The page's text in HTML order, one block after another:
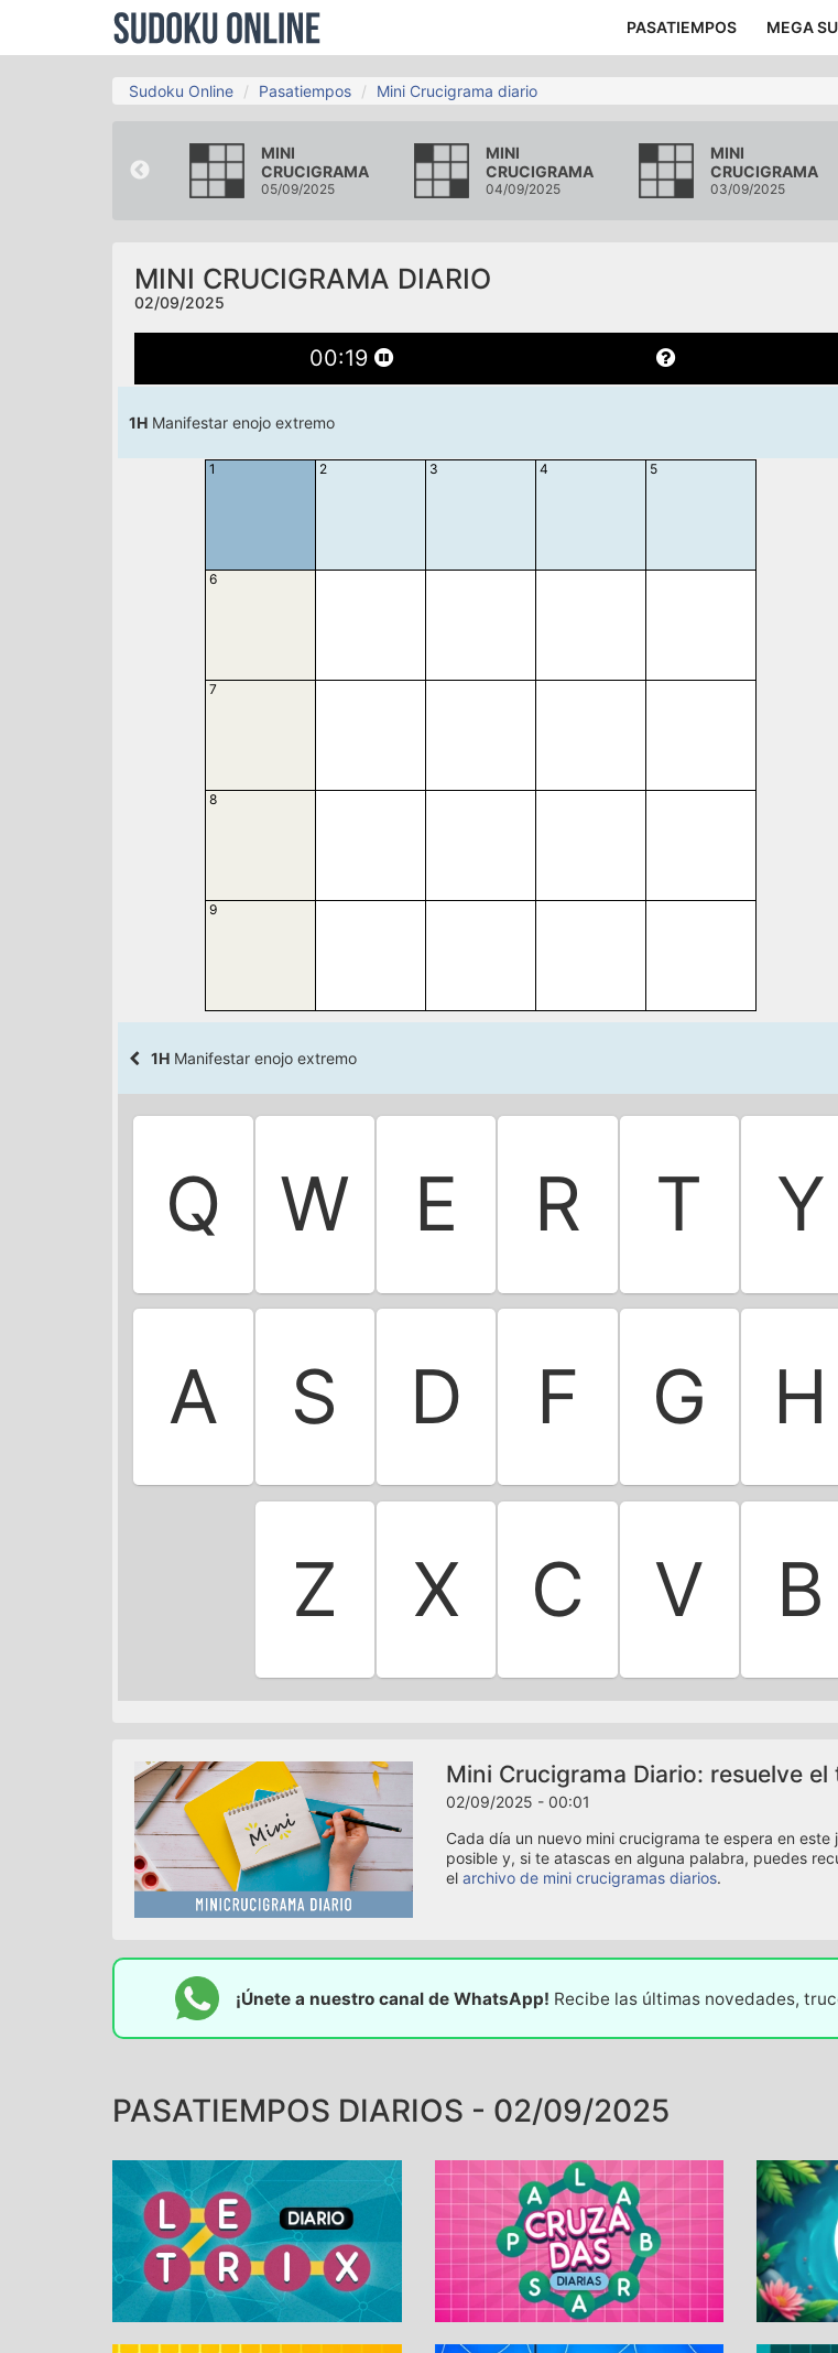
PASATIEMPOS MEGA
Sudoku Online Pasatiempos Mini Crucigrama diario
CRUCIGRAMA
MINI
CRUCIGRAMA
05/09/2025
MINI
CRUCIGRAMA
04/09/2025
MINI
CRUCIGRAMA
03/09/2025
MINI CRUCIGRAMA DIARIO
02/09/2025
00:20
1H Manifestar enojo extremo
1 2 3 4 5
6
7
8
9
1H Manifestar enojo extremo
Q W E R T Y
A S D F G H
Z X C V B
Mini Crucigrama Diario: resuelve
02/09/2025 - 00:01
Cada día un nuevo mini crucigrama te espera en
posible y, si te atascas en alguna palabra, puedes
el archivo de mini crucigramas diarios.
¡Únete a nuestro canal de WhatsApp! Recibe las últimas novedades,
PASATIEMPOS DIARIOS - 02/09/2025